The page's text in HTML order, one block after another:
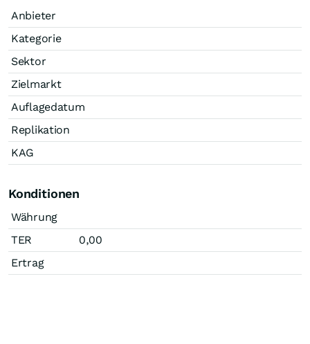
Anbieter
Kategorie
Sektor
Zielmarkt
Auflagedatum
Replikation
KAG
Konditionen
Währung
TER
0,00
Ertrag